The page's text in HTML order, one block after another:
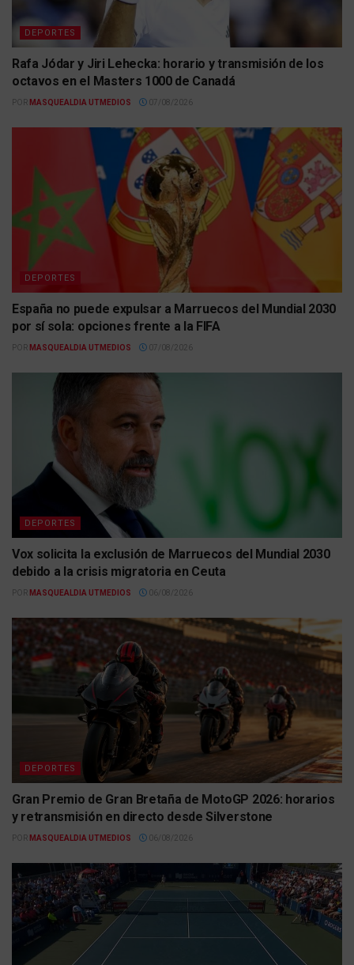
DEPORTES
Rafa Jódar y Jiri Lehecka: horario y transmisión de los
octavos en el Masters 1000 de Canadá
POR MASQUEALDIA UTMEDIOS 07/08/2026
DEPORTES
España no puede expulsar a Marruecos del Mundial 2030
por sí sola: opciones frente a la FIFA
POR MASQUEALDIA UTMEDIOS 07/08/2026
DEPORTES
Vox solicita la exclusión de Marruecos del Mundial 2030
debido a la crisis migratoria en Ceuta
POR MASQUEALDIA UTMEDIOS 06/08/2026
DEPORTES
Gran Premio de Gran Bretaña de MotoGP 2026: horarios
y retransmisión en directo desde Silverstone
POR MASQUEALDIA UTMEDIOS 06/08/2026